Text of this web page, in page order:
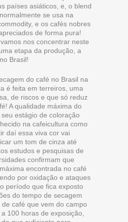
países asiáticos, e, o blend
se usa na
e os cafés nobres
de forma pura!
nos concentrar neste
etapa da produção, a
Brasil!
do café no Brasil na
é feita em terreiros, uma
de riscos e que só reduz
A qualidade máxima do
estágio de coloração
na cafeicultura como
daí essa viva cor vai
um tom de cinza até
estudos e pesquisas de
confirmam que
encontrada no café
por oxidação e ataques
período que fica exposto
do tempo de secagem
café que vem do campo
100 horas de exposição,